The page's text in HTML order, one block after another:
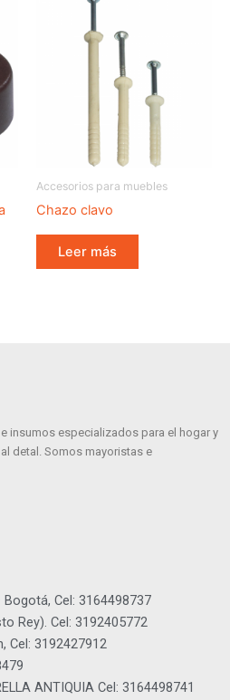
Accesorios para muebles
Chazo clavo
Leer más
insumos especializados para el hogar y
detal. Somos mayoristas e
Cel: 3164498737
Rey). Cel: 3192405772
Cel: 3192427912
ANTIQUIA Cel: 3164498741